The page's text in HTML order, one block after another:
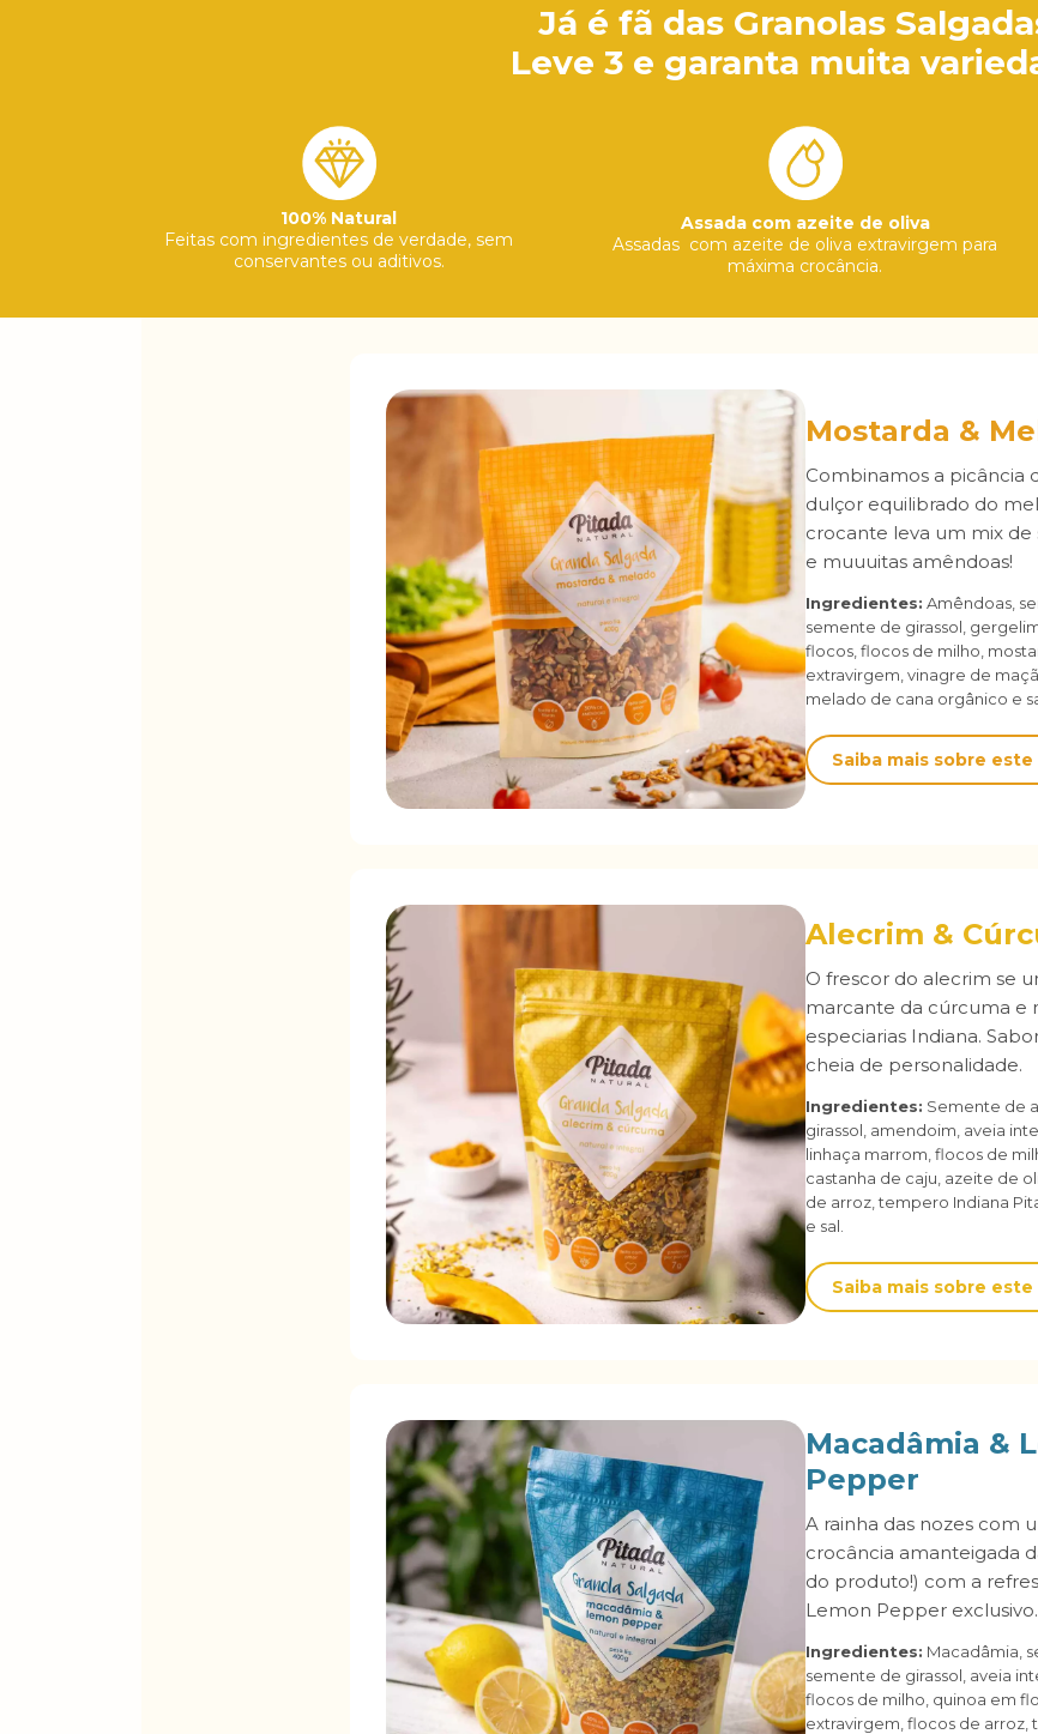
Já é fã das Granolas
Leve 3 e garanta muita
100% Natural
Feitas com ingredientes de verdade, sem
conservantes ou aditivos.
Assada com azeite de oliva
Assadas com azeite de oliva extravirgem para
máxima crocância.
Mostarda &
Combinamos a picância
dulçor equilibrado do
crocante leva um mix de
e muuuitas amêndoas!
Ingredientes: Amêndoas,
semente de girassol,
flocos, flocos de milho,
extravirgem, vinagre de
melado de cana orgânico e
Saiba mais sobre
Alecrim &
O frescor do alecrim se
marcante da cúrcuma e
especiarias Indiana.
cheia de personalidade.
Ingredientes: Semente de
girassol, amendoim, aveia
linhaça marrom, flocos de
castanha de caju, azeite de
de arroz, tempero Indiana
e sal.
Saiba mais sobre
Macadâmia &
Pepper
A rainha das nozes com
crocância amanteigada
do produto!) com a
Lemon Pepper exclusivo.
Ingredientes: Macadâmia,
semente de girassol, aveia
flocos de milho, quinoa em
extravirgem, flocos de